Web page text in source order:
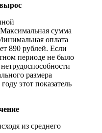
сумма
оплата
890 рублей. Если
периоде не было
размера
этот показатель
из среднего